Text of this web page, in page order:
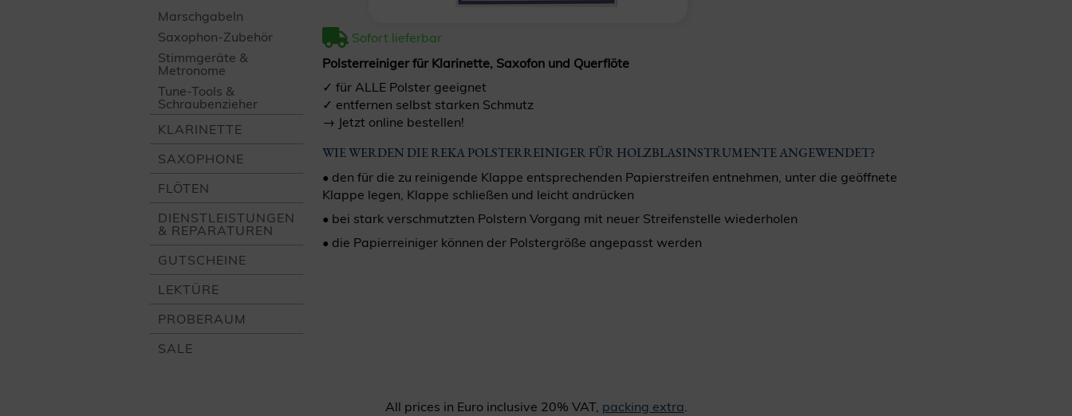
Marsch­gabeln
Saxophon-Zubehör
Stimmgeräte &
Metronome
Tune-Tools &
Schrauben­zieher
KLARINETTE
SAXOPHONE
FLÖTEN
DIENST­LEISTUNGEN
& REPARATUREN
GUTSCHEINE
LEKTÜRE
PROBERAUM
SALE
Sofort lieferbar
Polsterreiniger für Klarinette, Saxofon und Querflöte
✓ für ALLE Polster geeignet
✓ entfernen selbst starken Schmutz
→ Jetzt online bestellen!
WIE WERDEN DIE REKA POLSTERREINIGER FÜR HOLZBLASINSTRUMENTE ANGEWENDET?
• den für die zu reinigende Klappe entsprechenden Papierstreifen entnehmen, unter die geöffnete
Klappe legen, Klappe schließen und leicht andrücken
• bei stark verschmutzten Polstern Vorgang mit neuer Streifenstelle wiederholen
• die Papierreiniger können der Polstergröße angepasst werden
All prices in Euro inclusive 20% VAT, packing extra.